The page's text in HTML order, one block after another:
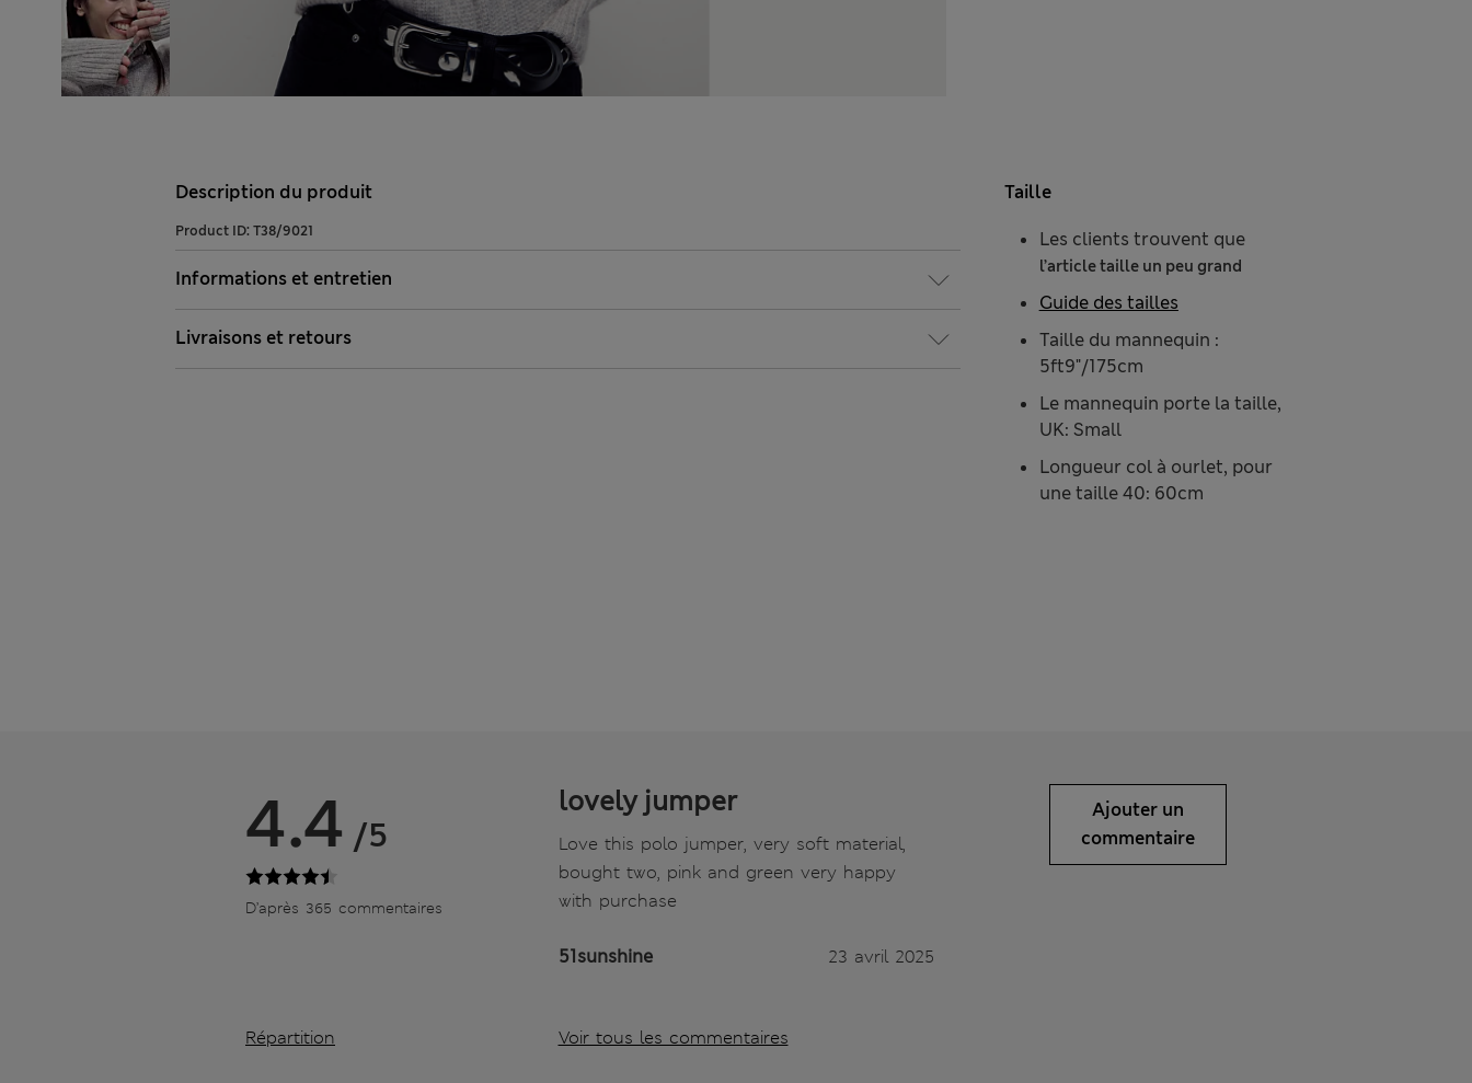
Description du produit
Product ID: T38/9021
Informations et entretien
Livraisons et retours
Taille
Les clients trouvent que
l’article taille un peu grand
Taille du mannequin :
5ft9"/175cm
Le mannequin porte la taille,
UK: Small
Longueur col à ourlet, pour
une taille 40: 60cm
Guide des tailles
4.4 /5
D’après 365 commentaires
Répartition
lovely jumper
Love this polo jumper, very soft material,
bought two, pink and green very happy
with purchase
51sunshine 23 avril 2025
Voir tous les commentaires
Ajouter un
commentaire